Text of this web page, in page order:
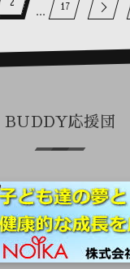
2
... 17
BUDDY応援団